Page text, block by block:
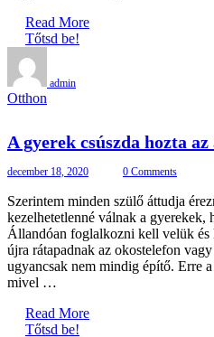
Read More
Tőtsd be!
admin
Otthon
A gyerek csúszda hozta
december 18, 2020 0 Comments
Szerintem minden szülő áttudja
kezelhetetlenné válnak a gyerekek,
Állandóan foglalkozni kell velük és
újra rátapadnak az okostelefon
ugyancsak nem mindig építő. Erre
mivel …
Read More
Tőtsd be!